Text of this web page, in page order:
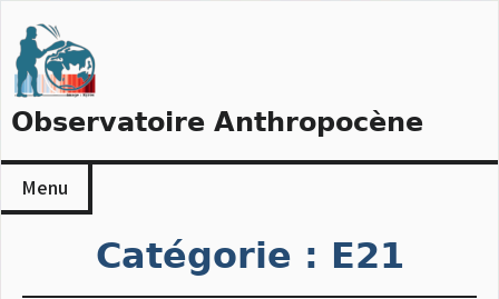
to
content
Observatoire Anthropocène
Menu
Catégorie : E21